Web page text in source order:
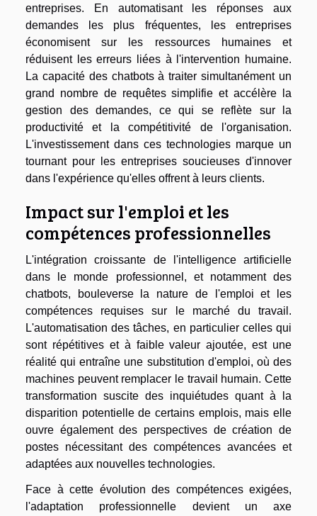
entreprises. En automatisant les réponses aux
demandes les plus fréquentes, les entreprises
économisent sur les ressources humaines et
réduisent les erreurs liées à l'intervention humaine.
La capacité des chatbots à traiter simultanément un
grand nombre de requêtes simplifie et accélère la
gestion des demandes, ce qui se reflète sur la
productivité et la compétitivité de l'organisation.
L'investissement dans ces technologies marque un
tournant pour les entreprises soucieuses d'innover
dans l'expérience qu'elles offrent à leurs clients.
Impact sur l'emploi et les
compétences professionnelles
L'intégration croissante de l'intelligence artificielle
dans le monde professionnel, et notamment des
chatbots, bouleverse la nature de l'emploi et les
compétences requises sur le marché du travail.
L'automatisation des tâches, en particulier celles qui
sont répétitives et à faible valeur ajoutée, est une
réalité qui entraîne une substitution d'emploi, où des
machines peuvent remplacer le travail humain. Cette
transformation suscite des inquiétudes quant à la
disparition potentielle de certains emplois, mais elle
ouvre également des perspectives de création de
postes nécessitant des compétences avancées et
adaptées aux nouvelles technologies.
Face à cette évolution des compétences exigées,
l'adaptation professionnelle devient un axe